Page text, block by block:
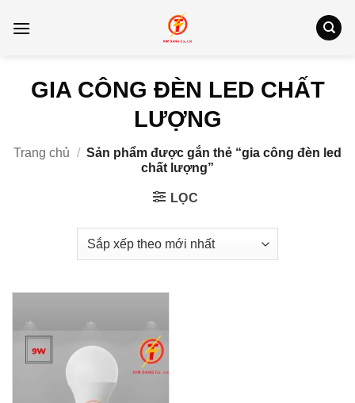
qua
GIA CÔNG ĐÈN LED CHẤT
LƯỢNG
Trang chủ / Sản phẩm được gắn thẻ “gia công đèn led
chất lượng”
LỌC